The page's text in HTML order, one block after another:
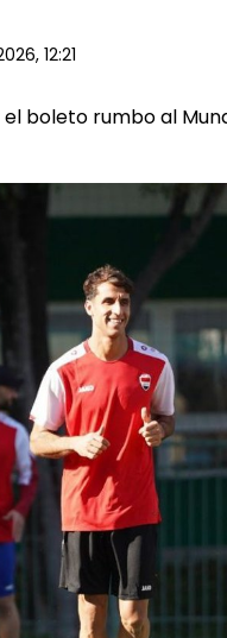
12:21
boleto rumbo al